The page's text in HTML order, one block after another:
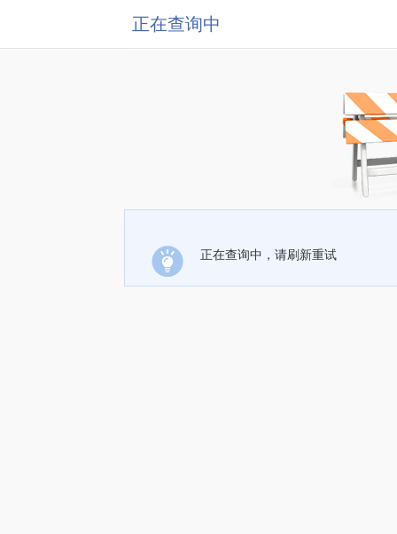
正在查询中
正在查询中，请刷新重试